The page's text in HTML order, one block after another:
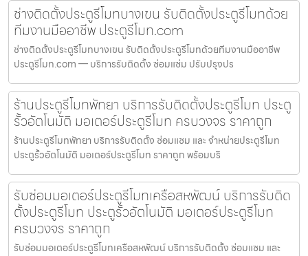
ช่างติดตั้งประตูรีโมทบางเขน รับติดตั้งประตูรีโมทด้วย
ทีมงานมืออาชีพ ประตูรีโมท.com
ช่างติดตั้งประตูรีโมทบางเขน รับติดตั้งประตูรีโมทด้วยทีมงานมืออาชีพ
ประตูรีโมท.com — บริการรับติดตั้ง ซ่อมแซ่ม ปรับปรุงปร
ร้านประตูรีโมทพัทยา บริการรับติดตั้งประตูรีโมท ประตู
รั้วอัตโนมัติ มอเตอร์ประตูรีโมท ครบวงจร ราคาถูก
ร้านประตูรีโมทพัทยา บริการรับติดตั้ง ซ่อมแซม และ จำหน่ายประตูรีโมท
ประตูรั้วอัตโนมัติ มอเตอร์ประตูรีโมท ราคาถูก พร้อมบริ
รับซ่อมมอเตอร์ประตูรีโมทเครือสหพัฒน์ บริการรับติด
ตั้งประตูรีโมท ประตูรั้วอัตโนมัติ มอเตอร์ประตูรีโมท
ครบวงจร ราคาถูก
รับซ่อมมอเตอร์ประตูรีโมทเครือสหพัฒน์ บริการรับติดตั้ง ซ่อมแซม และ